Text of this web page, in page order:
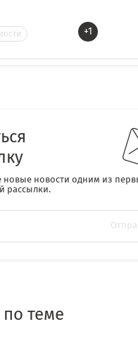
+1
новые новости одним из
рассылки.
теме